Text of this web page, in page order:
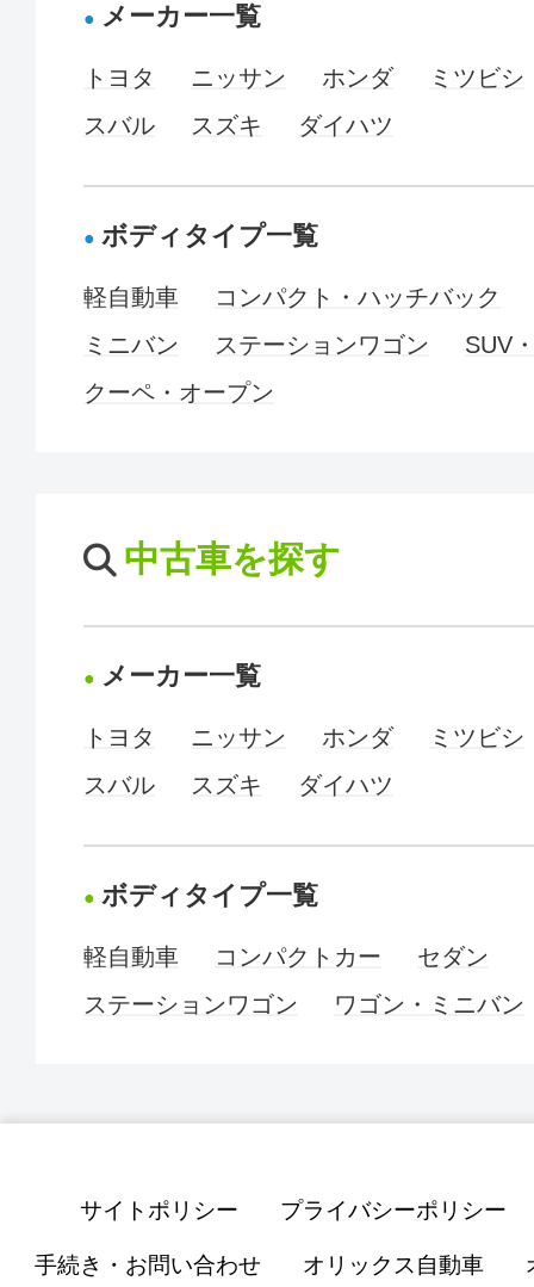
メーカー一覧
トヨタ ニッサン ホンダ
ミツビシ
スバル
スズキ ダイハツ
ボディタイプ一覧
軽自動車
コンパクト・ハッチバック
ミニバン
ステーションワゴン
SUV
クーペ・オープン
中古車を探す
メーカー一覧
トヨタ ニッサン ホンダ
ミツビシ
スバル
スズキ ダイハツ
ボディタイプ一覧
軽自動車 コンパクトカー
セダン
ステーションワゴン
ワゴン・ミニバン
サイトポリシー プライバシーポリシー
手続き・お問い合わせ オリックス自動車